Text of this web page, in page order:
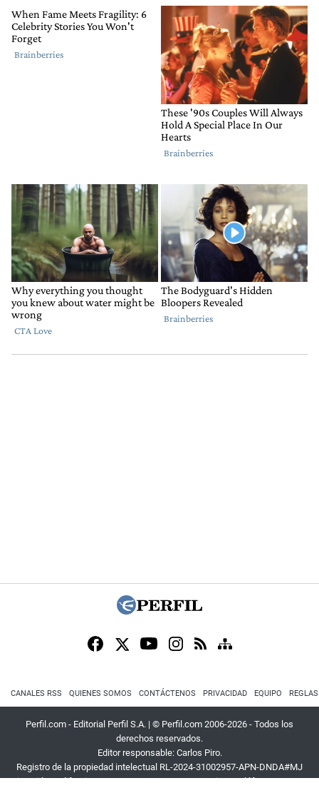
CANALES RSS QUIENES SOMOS CONTÁCTENOS PRIVACIDAD EQUIPO
Perfil.com - Editorial Perfil S.A. | © Perfil.com 2006-2026 - Todos los
derechos reservados.
Editor responsable: Carlos Piro.
Registro de la propiedad intelectual RL-2024-31002957-APN-DNDA#MJ
Dirección:California 2715,C1289ABI,CABA, Argentina| Teléfono:+54 9 11